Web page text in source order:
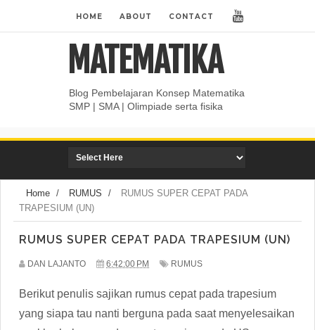
HOME ABOUT CONTACT
MATEMATIKA
Blog Pembelajaran Konsep Matematika
SMP | SMA | Olimpiade serta fisika
Home / RUMUS /
RUMUS SUPER CEPAT PADA
TRAPESIUM (UN)
RUMUS SUPER CEPAT PADA TRAPESIUM (UN)
DAN LAJANTO 6:42:00 PM RUMUS
Berikut penulis sajikan rumus cepat pada trapesium
yang siapa tau nanti berguna pada saat menyelesaikan